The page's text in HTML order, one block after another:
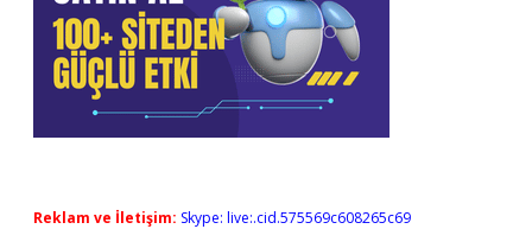
Reklam ve İletişim: Skype: live:.cid.575569c608265c69